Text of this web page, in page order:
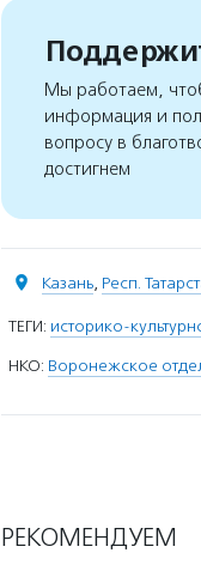
Мы работаем,
информация и
вопросу в
достигнем
Казань, Респ.
ТЕГИ: историко-
НКО: Воронежское
РЕКОМЕНДУЕМ